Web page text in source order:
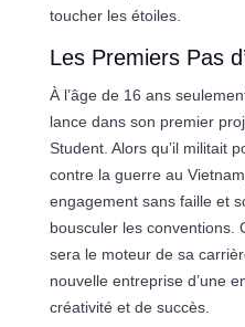
toucher les étoiles.
Les Premiers Pas
À l’âge de 16 ans
lance dans son premier
Student. Alors qu’il militait
contre la guerre au
engagement sans faille et
bousculer les conventions.
sera le moteur de sa
nouvelle entreprise d’une
créativité et de succès.